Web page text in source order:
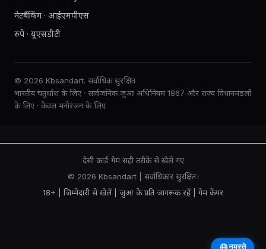
नेटबैंकिंग · आईएमपीएस
रुपे · यूएसडीटी
© 2026 Kbsandart. सर्वाधिक सुरक्षित
भारतीय चतुर्थांश के लिए · सार्वजनिक जुआ अधिनियम 1867 और राज्य विधानमंडलों
के लिए · केवल मनोरंजन के लिए
नमस्ते
देसी कार्ड गेम सही तरीके से खेले गए
© 2026 Kbsandart | सर्वाधिकार सुरक्षित।
18+ | जिम्मेदारी से खेलें | जुआ के प्रति जागरूक रहें| गेम केयर